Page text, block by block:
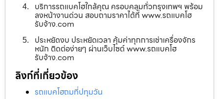
บริการรถแบคโฮใกล้คุณ ครอบคลุมทั่วกรุงเทพฯ พร้อม
ลงหน้างานด่วน สอบถามราคาได้ที่ www.รถแบคโฮ
รับจ้าง.com
ประหยัดงบ ประหยัดเวลา คุ้มค่าทุกการเช่าเครื่องจักร
หนัก ติดต่อง่ายๆ ผ่านเว็บไซต์ www.รถแบคโฮ
รับจ้าง.com
ลิงก์ที่เกี่ยวข้อง
รถแบคโฮถมที่ปทุมวัน